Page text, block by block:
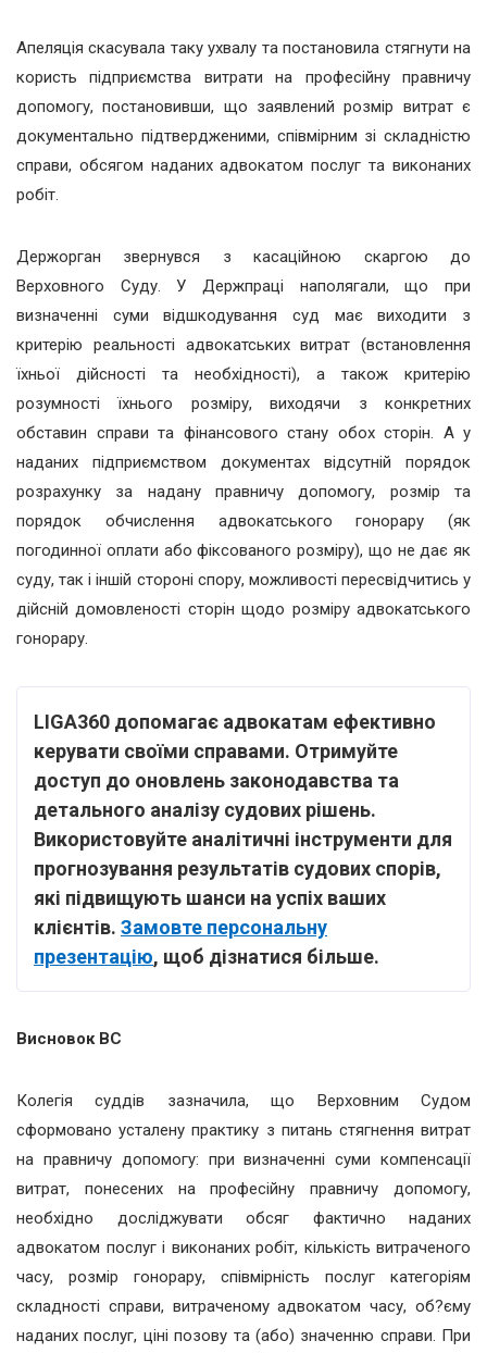
Апеляція скасувала таку ухвалу та постановила стягнути на
користь підприємства витрати на професійну правничу
допомогу, постановивши, що заявлений розмір витрат є
документально підтвердженими, співмірним зі складністю
справи, обсягом наданих адвокатом послуг та виконаних
робіт.
Держорган звернувся з касаційною скаргою до
Верховного Суду. У Держпраці наполягали, що при
визначенні суми відшкодування суд має виходити з
критерію реальності адвокатських витрат (встановлення
їхньої дійсності та необхідності), а також критерію
розумності їхнього розміру, виходячи з конкретних
обставин справи та фінансового стану обох сторін. А у
наданих підприємством документах відсутній порядок
розрахунку за надану правничу допомогу, розмір та
порядок обчислення адвокатського гонорару (як
погодинної оплати або фіксованого розміру), що не дає як
суду, так і іншій стороні спору, можливості пересвідчитись у
дійсній домовленості сторін щодо розміру адвокатського
гонорару.
LIGA360 допомагає адвокатам ефективно
керувати своїми справами. Отримуйте
доступ до оновлень законодавства та
детального аналізу судових рішень.
Використовуйте аналітичні інструменти для
прогнозування результатів судових спорів,
які підвищують шанси на успіх ваших
клієнтів. Замовте персональну
презентацію, щоб дізнатися більше.
Висновок ВС
Колегія суддів зазначила, що Верховним Судом
сформовано усталену практику з питань стягнення витрат
на правничу допомогу: при визначенні суми компенсації
витрат, понесених на професійну правничу допомогу,
необхідно досліджувати обсяг фактично наданих
адвокатом послуг і виконаних робіт, кількість витраченого
часу, розмір гонорару, співмірність послуг категоріям
складності справи, витраченому адвокатом часу, об?єму
наданих послуг, ціні позову та (або) значенню справи. При